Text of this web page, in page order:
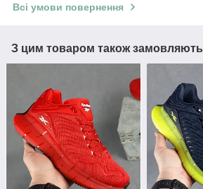
Всі умови повернення
З цим товаром також замовляють